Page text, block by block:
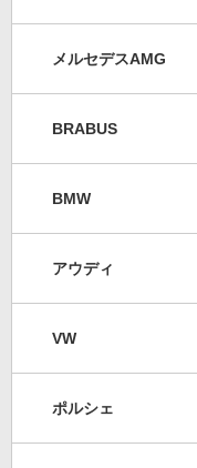
メルセデスAMG
BRABUS
BMW
アウディ
VW
ポルシェ